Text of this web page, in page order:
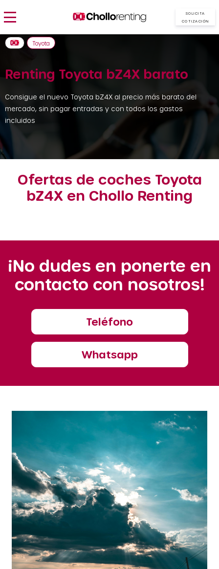
SOLICITA
COTIZACIÓN
Renting Toyota bZ4X barato
Consigue el nuevo Toyota bZ4X al precio más barato del
mercado, sin pagar entradas y con todos los gastos
incluidos
Toyota
Ofertas de coches Toyota
bZ4X en Chollo Renting
¡No dudes en ponerte en
contacto con nosotros!
Teléfono
Whatsapp